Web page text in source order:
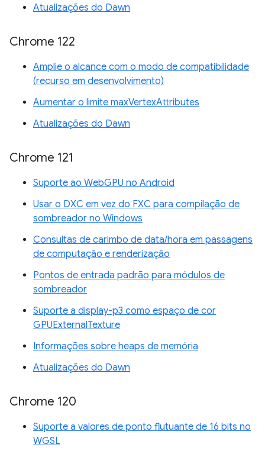
Atualizações do Dawn
Chrome 122
Amplie o alcance com o modo de compatibilidade
(recurso em desenvolvimento)
Aumentar o limite maxVertexAttributes
Atualizações do Dawn
Chrome 121
Suporte ao WebGPU no Android
Usar o DXC em vez do FXC para compilação de
sombreador no Windows
Consultas de carimbo de data/hora em passagens
de computação e renderização
Pontos de entrada padrão para módulos de
sombreador
Suporte a display-p3 como espaço de cor
GPUExternalTexture
Informações sobre heaps de memória
Atualizações do Dawn
Chrome 120
Suporte a valores de ponto flutuante de 16 bits no
WGSL